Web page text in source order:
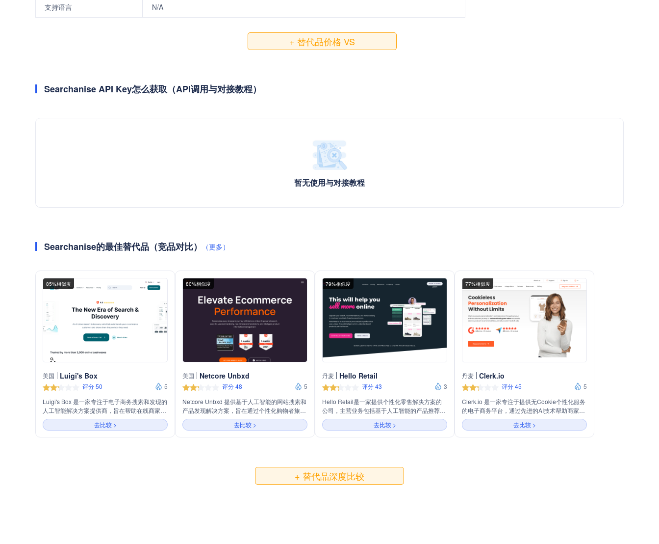
支持语言 N/A
+ 替代品价格 VS
Searchanise API Key怎么获取（API调用与对接教程）
暂无使用与对接教程
Searchanise的最佳替代品（竞品对比） （更多）
85%相似度
美国 Luigi's Box
评分 50
5
Luigi's Box 是一家专注于电子商务搜索和发现的
人工智能解决方案提供商，旨在帮助在线商家提
升客户体验和销售业绩。公司提供快速、易于实
施且低维护的搜索和推荐系统，支持24/7专家服
务，并与任何技术栈无缝集成。
去比较 >
80%相似度
美国 Netcore Unbxd
评分 48
5
Netcore Unbxd 提供基于人工智能的网站搜索和
产品发现解决方案，旨在通过个性化购物者旅
程、实时推荐和智能产品信息管理来提升电子商
务性能。公司主营业务包括AI驱动的搜索和浏
览、个性化推荐、易用的商品管理工具和基于AI
去比较 >
79%相似度
丹麦 Hello Retail
评分 43
3
Hello Retail是一家提供个性化零售解决方案的
公司，主营业务包括基于人工智能的产品推荐、
个性化搜索、页面优化、受众分析和触发邮件
等，旨在通过数据驱动的商品管理、智能搜索和
个性化购物体验来帮助电商提高销售业绩。
去比较 >
77%相似度
丹麦 Clerk.io
评分 45
5
Clerk.io 是一家专注于提供无Cookie个性化服务
的电子商务平台，通过先进的AI技术帮助商家实
现15-30%的销售增长。公司提供智能搜索、个
性化推荐、邮件营销和客户数据分析服务，支持
GDPR合规的隐私保护，并提供多语言客户支
去比较 >
+ 替代品深度比较